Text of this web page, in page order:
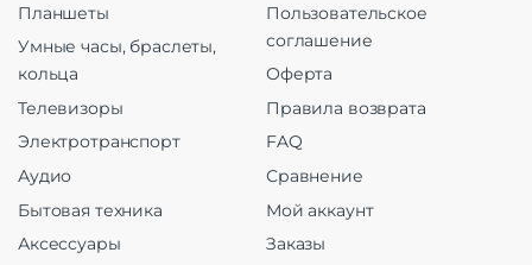
Планшеты
Умные часы, браслеты,
кольца
Телевизоры
Электротранспорт
Аудио
Бытовая техника
Аксессуары
Пользовательское
соглашение
Оферта
Правила возврата
FAQ
Сравнение
Мой аккаунт
Заказы